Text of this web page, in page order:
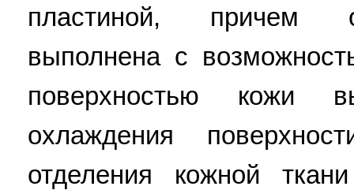
пластиной, причем
выполнена с
поверхностью кожи
охлаждения
отделения кожной